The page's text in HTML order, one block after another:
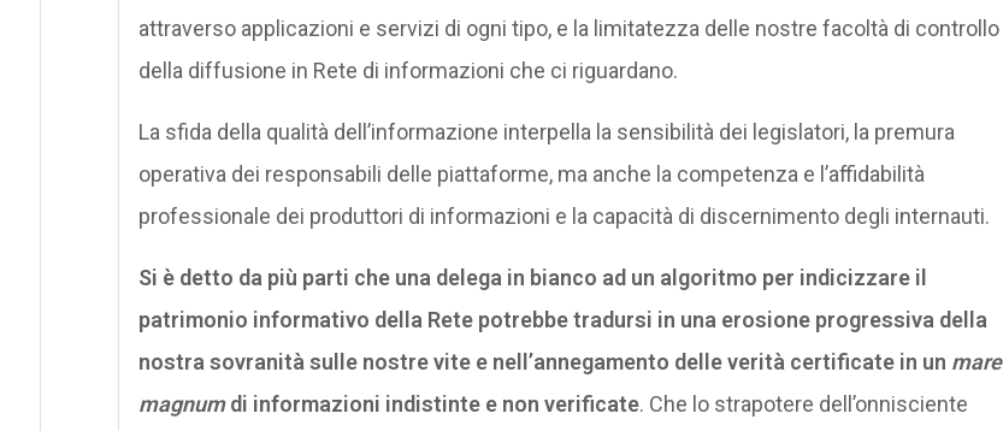
attraverso applicazioni e servizi di ogni tipo, e la limitatezza delle nostre facoltà di controllo
della diffusione in Rete di informazioni che ci riguardano.
La sfida della qualità dell’informazione interpella la sensibilità dei legislatori, la premura
operativa dei responsabili delle piattaforme, ma anche la competenza e l’affidabilità
professionale dei produttori di informazioni e la capacità di discernimento degli internauti.
Si è detto da più parti che una delega in bianco ad un algoritmo per indicizzare il
patrimonio informativo della Rete potrebbe tradursi in una erosione progressiva della
nostra sovranità sulle nostre vite e nell’annegamento delle verità certificate in un mare
magnumdi informazioni indistinte e non verificate. Che lo strapotere dell’onnisciente